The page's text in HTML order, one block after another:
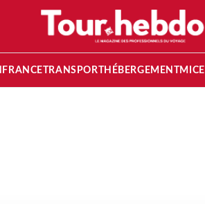
FRANCETRANSPORT HÉBERGEMENTMICE